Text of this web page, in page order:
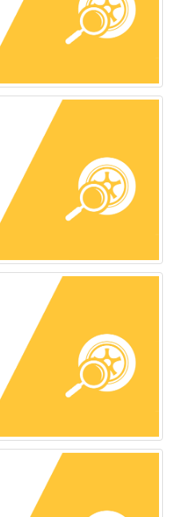
Fiche détaillée
Fiche détaillée
Fiche détaillée